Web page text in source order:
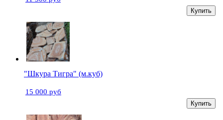
Купить
"Шкура Тигра" (м.куб)
15 000 руб
Купить